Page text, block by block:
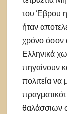
του Έβρου
ήταν
χρόνο όσον
Ελληνικά
πηγαίνουν
πολιτεία να
θαλάσσιων